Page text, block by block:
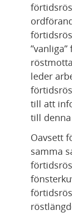
leder
till att
till
Oavsett
samma